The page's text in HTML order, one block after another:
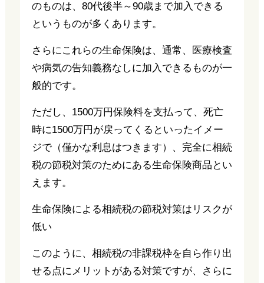
のものは、80代後半～90歳まで加入できる
というものが多くあります。
さらにこれらの生命保険は、通常、医療検査
や病気の告知義務なしに加入できるものが一
般的です。
ただし、1500万円保険料を支払って、死亡
時に1500万円が戻ってくるといったイメー
ジで（僅かな利息はつきます）、完全に相続
税の節税対策のためにある生命保険商品とい
えます。
生命保険による相続税の節税対策はリスクが
低い
このように、相続税の非課税枠を自ら作り出
せる点にメリットがある対策ですが、さらに